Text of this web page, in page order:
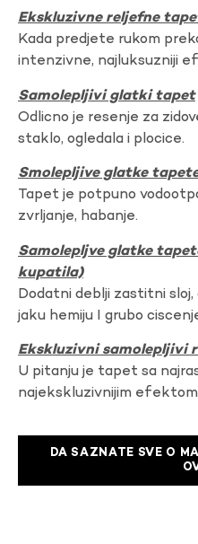
Ekskluzivne reljefne
Kada predjete rukom
intenzivne, najluksuzniji
Samolepljivi glatki tapet
Odlicno je resenje za
staklo, ogledala i plocice.
Smolepljive glatke
Tapet je potpuno
zvrljanje, habanje.
Samolepljve glatke
kupatila)
Dodatni deblji zastitni
jaku hemiju I grubo
Ekskluzivni samolepljivi
U pitanju je tapet sa
najekskluzivnijim
DA SAZNATE SVE O